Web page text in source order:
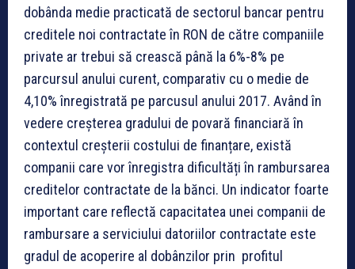
dobânda medie practicată de sectorul bancar pentru
creditele noi contractate în RON de către companiile
private ar trebui să crească până la 6%-8% pe
parcursul anului curent, comparativ cu o medie de
4,10% înregistrată pe parcusul anului 2017. Având în
vedere creșterea gradului de povară financiară în
contextul creșterii costului de finanțare, există
companii care vor înregistra dificultăți în rambursarea
creditelor contractate de la bănci. Un indicator foarte
important care reflectă capacitatea unei companii de
rambursare a serviciului datoriilor contractate este
gradul de acoperire al dobânzilor prin profitul